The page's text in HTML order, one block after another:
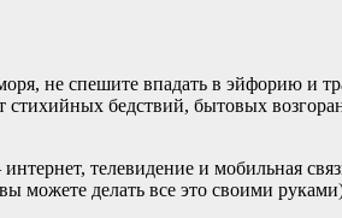
не спешите впадать в эйфорию и
бедствий, бытовых
телевидение и мобильная
можете делать все это своими